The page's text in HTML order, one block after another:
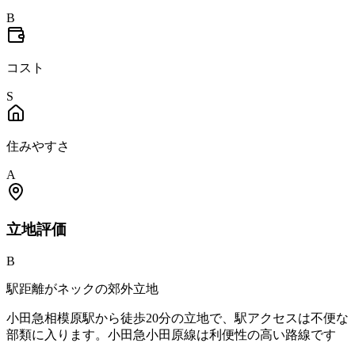
B
コスト
S
住みやすさ
A
立地評価
B
駅距離がネックの郊外立地
小田急相模原駅から徒歩20分の立地で、駅アクセスは不便な
部類に入ります。小田急小田原線は利便性の高い路線です